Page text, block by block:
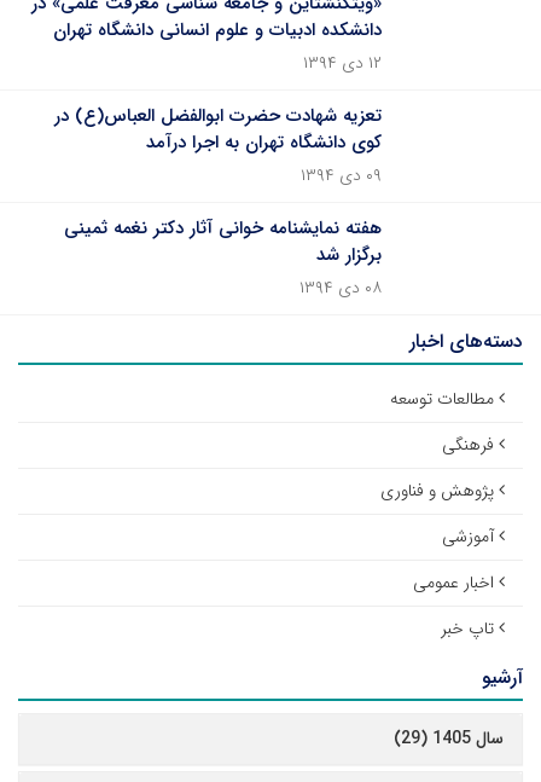
دانشکده ادبیات و علوم انسانی دانشگاه تهران
۱۲ دی ۱۳۹۴
تعزیه شهادت حضرت ابوالفضل العباس(ع) در
کوی دانشگاه تهران به اجرا درآمد
۰۹ دی ۱۳۹۴
هفته نمایشنامه خوانی آثار دکتر نغمه ثمینی
برگزار شد
۰۸ دی ۱۳۹۴
دسته‌های اخبار
مطالعات توسعه
فرهنگی
پژوهش و فناوری
آموزشی
اخبار عمومی
تاپ خبر
آرشیو
سال 1405 (29)